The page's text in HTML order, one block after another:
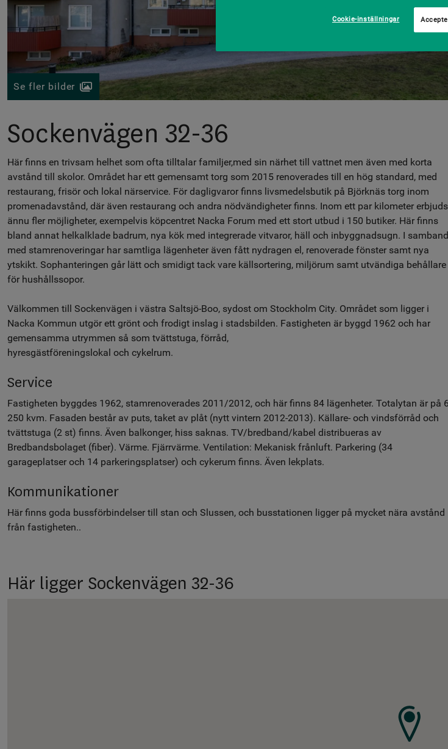
Se fler bilder
Sockenvägen 32-36
Här finns en trivsam helhet som ofta tilltalar familjer,med sin närhet till vattnet men även med korta
avstånd till skolor. Området har ett gemensamt torg som 2015 renoverades till en hög standard, med
restaurang, frisör och lokal närservice. För dagligvaror finns livsmedelsbutik på Björknäs torg inom
promenadavstånd, där även restaurang och andra nödvändigheter finns. Inom ett par kilometer erbjuds
ännu fler möjligheter, exempelvis köpcentret Nacka Forum med ett stort utbud i 150 butiker. Här finns
bland annat helkalklade badrum, nya kök med integrerade vitvaror, häll och inbyggnadsugn. I samband
med stamrenoveringar har samtliga lägenheter även fått nydragen el, renoverade fönster samt nya
ytskikt. Sophanteringen går lätt och smidigt tack vare källsortering, miljörum samt utvändiga behållare
för hushållssopor.
Välkommen till Sockenvägen i västra Saltsjö-Boo, sydost om Stockholm City. Området som ligger i
Nacka Kommun utgör ett grönt och frodigt inslag i stadsbilden. Fastigheten är byggd 1962 och har
gemensamma utrymmen så som tvättstuga, förråd,
hyresgästföreningslokal och cykelrum.
Service
Fastigheten byggdes 1962, stamrenoverades 2011/2012, och här finns 84 lägenheter. Totalytan är på 6
250 kvm. Fasaden består av puts, taket av plåt (nytt vintern 2012-2013). Källare- och vindsförråd och
tvättstuga (2 st) finns. Även balkonger, hiss saknas. TV/bredband/kabel distribueras av
Bredbandsbolaget (fiber). Värme. Fjärrvärme. Ventilation: Mekanisk frånluft. Parkering (34
garageplatser och 14 parkeringsplatser) och cykerum finns. Även lekplats.
Kommunikationer
Här finns goda bussförbindelser till stan och Slussen, och busstationen ligger på mycket nära avstånd
från fastigheten..
Här ligger Sockenvägen 32-36
Cookie-inställningar